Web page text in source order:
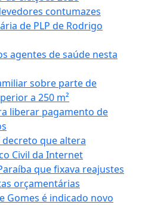
contumazes
de PLP de Rodrigo
agentes de saúde nesta
sobre parte de
a 250 m²
liberar pagamento de
decreto que altera
Civil da Internet
que fixava reajustes
orçamentárias
Gomes é indicado novo